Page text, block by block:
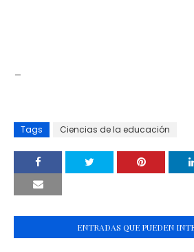
Tags Ciencias de la educación
ENTRADAS QUE PUEDEN